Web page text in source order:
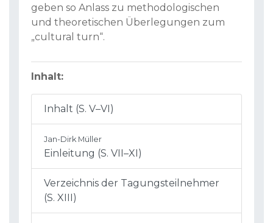
geben so Anlass zu methodologischen
und theoretischen Überlegungen zum
„cultural turn“.
Inhalt:
Inhalt (S. V–VI)
Jan-Dirk Müller
Einleitung (S. VII–XI)
Verzeichnis der Tagungsteilnehmer
(S. XIII)